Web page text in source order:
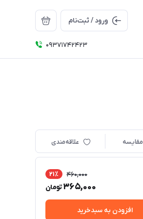
ورود / ثبت‌نام
09371742423
مقایسه علاقه‌مندی
460,000 21٪
365,000تومان
افزودن به سبدخرید